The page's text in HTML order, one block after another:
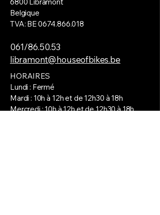
Belgique
TVA: BE0674.866.018
061/86.50.53
libramont@houseofbikes.be
HORAIRES
Lundi : Fermé
Mardi : 10h à 12h et de 12h30 à 18h
Mercredi : 10h à 12h et de 12h30 à 18h